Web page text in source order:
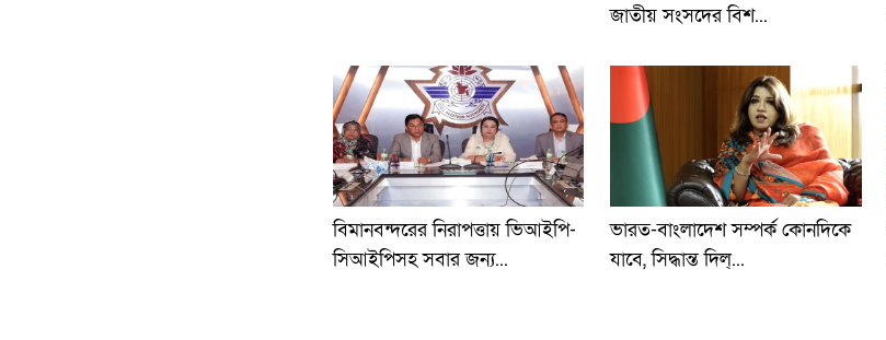
জাতীয় সংসদের বিশ...
বিমানবন্দরের নিরাপত্তায় ভিআইপি-
সিআইপিসহ সবার জন্য...
ভারত-বাংলাদেশ সম্পর্ক কোনদিকে
যাবে, সিদ্ধান্ত দিল্...